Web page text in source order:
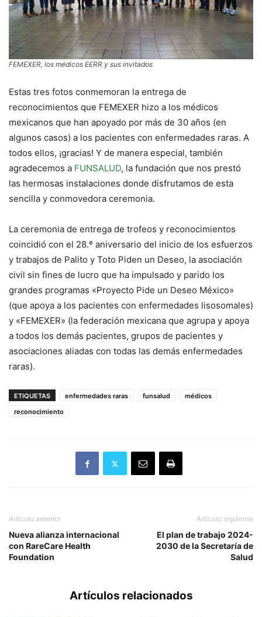
FEMEXER, los médicos EERR y sus invitados
Estas tres fotos conmemoran la entrega de
reconocimientos que FEMEXER hizo a los médicos
mexicanos que han apoyado por más de 30 años (en
algunos casos) a los pacientes con enfermedades raras. A
todos ellos, ¡gracias! Y de manera especial, también
agradecemos a FUNSALUD, la fundación que nos prestó
las hermosas instalaciones donde disfrutamos de esta
sencilla y conmovedora ceremonia.
La ceremonia de entrega de trofeos y reconocimientos
coincidió con el 28.º aniversario del inicio de los esfuerzos
y trabajos de Palito y Toto Piden un Deseo, la asociación
civil sin fines de lucro que ha impulsado y parido los
grandes programas «Proyecto Pide un Deseo México»
(que apoya a los pacientes con enfermedades lisosomales)
y «FEMEXER» (la federación mexicana que agrupa y apoya
a todos los demás pacientes, grupos de pacientes y
asociaciones aliadas con todas las demás enfermedades
raras).
ETIQUETAS enfermedades raras funsalud
médicos
reconocimiento
Artículo anterior
Nueva alianza internacional
con RareCare Health
Foundation
Artículo siguiente
El plan de trabajo 2024-
2030 de la Secretaría de
Salud
Artículos relacionados